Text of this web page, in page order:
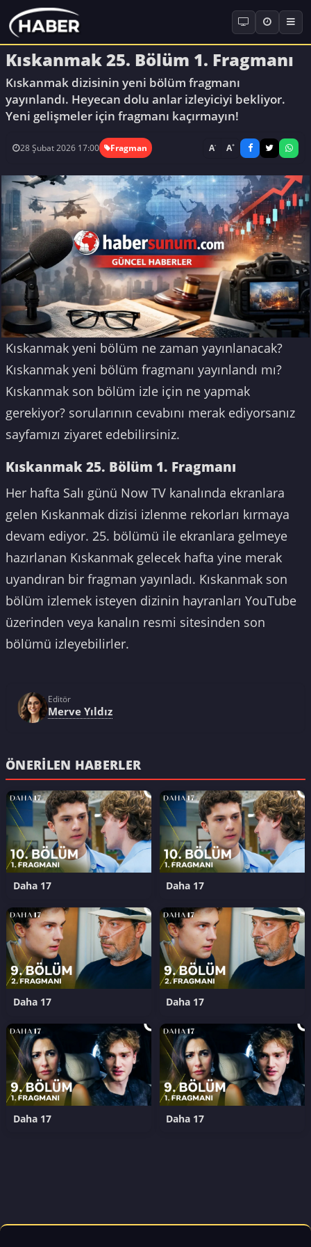
Kıskanmak 25. Bölüm 1. Fragmanı
Kıskanmak dizisinin yeni bölüm fragmanı
yayınlandı. Heyecan dolu anlar izleyiciyi bekliyor.
Yeni gelişmeler için fragmanı kaçırmayın!
28 Şubat 2026 17:00 Fragman A- A+
Kıskanmak yeni bölüm ne zaman yayınlanacak?
Kıskanmak yeni bölüm fragmanı yayınlandı mı?
Kıskanmak son bölüm izle için ne yapmak
gerekiyor? sorularının cevabını merak ediyorsanız
sayfamızı ziyaret edebilirsiniz.
Kıskanmak 25. Bölüm 1. Fragmanı
Her hafta Salı günü Now TV kanalında ekranlara
gelen Kıskanmak dizisi izlenme rekorları kırmaya
devam ediyor. 25. bölümü ile ekranlara gelmeye
hazırlanan Kıskanmak gelecek hafta yine merak
uyandıran bir fragman yayınladı. Kıskanmak son
bölüm izlemek isteyen dizinin hayranları YouTube
üzerinden veya kanalın resmi sitesinden son
bölümü izleyebilirler.
Editör
Merve Yıldız
ÖNERILEN HABERLER
Daha 17 Daha 17
Daha 17 Daha 17
Daha 17 Daha 17